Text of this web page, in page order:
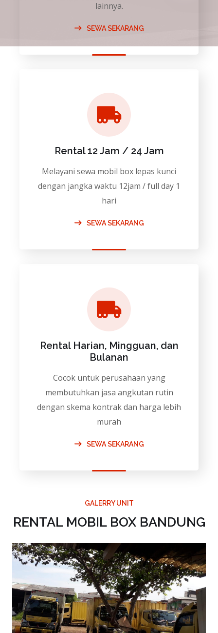
lainnya.
SEWA SEKARANG
Rental 12 Jam / 24 Jam
Melayani sewa mobil box lepas kunci
dengan jangka waktu 12jam / full day 1
hari
SEWA SEKARANG
Rental Harian, Mingguan, dan
Bulanan
Cocok untuk perusahaan yang
membutuhkan jasa angkutan rutin
dengan skema kontrak dan harga lebih
murah
SEWA SEKARANG
GALERRY UNIT
RENTAL MOBIL BOX BANDUNG